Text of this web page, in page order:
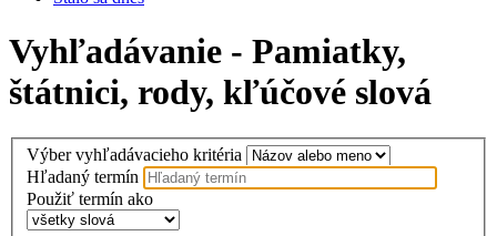
Vyhľadávanie - Pamiatky,
štátnici, rody, kľúčové slová
Výber vyhľadávacieho kritéria
Hľadaný termín
Použiť termín ako